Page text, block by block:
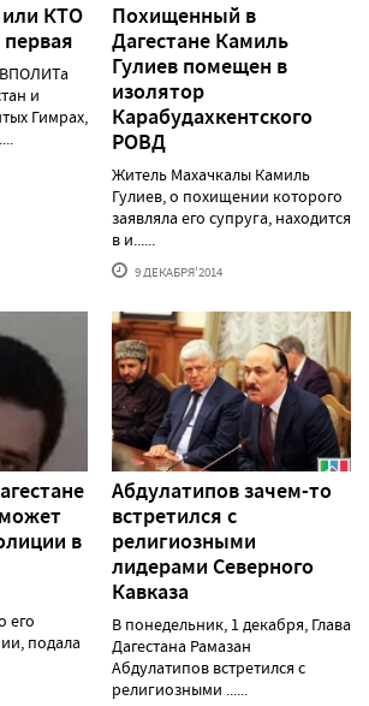
КТО
и
Гимрах,
Похищенный в
Дагестане Камиль
Гулиев помещен в
изолятор
Карабудахкентского
РОВД
Житель Махачкалы Камиль
Гулиев, о похищении которого
заявляла его супруга, находится
в и......
9 ДЕКАБРЯ'2014
в
его
подала
Абдулатипов зачем-то
встретился с
религиозными
лидерами Северного
Кавказа
В понедельник, 1 декабря, Глава
Дагестана Рамазан
Абдулатипов встретился с
религиозными ......